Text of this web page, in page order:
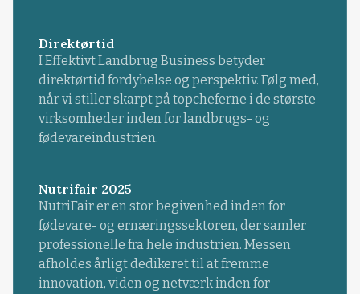
Direktørtid
I Effektivt Landbrug Business betyder
direktørtid fordybelse og perspektiv. Følg med,
når vi stiller skarpt på topcheferne i de største
virksomheder inden for landbrugs- og
fødevareindustrien.
Nutrifair 2025
NutriFair er en stor begivenhed inden for
fødevare- og ernæringssektoren, der samler
professionelle fra hele industrien. Messen
afholdes årligt dedikeret til at fremme
innovation, viden og netværk inden for